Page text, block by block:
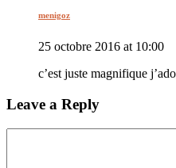
menigoz
25 octobre 2016 at 10:00
c’est juste magnifique
Leave a Reply